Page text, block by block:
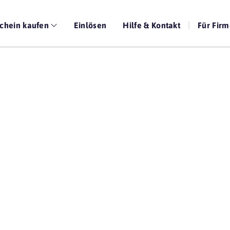
kaufen Einlösen Hilfe & Kontakt Für